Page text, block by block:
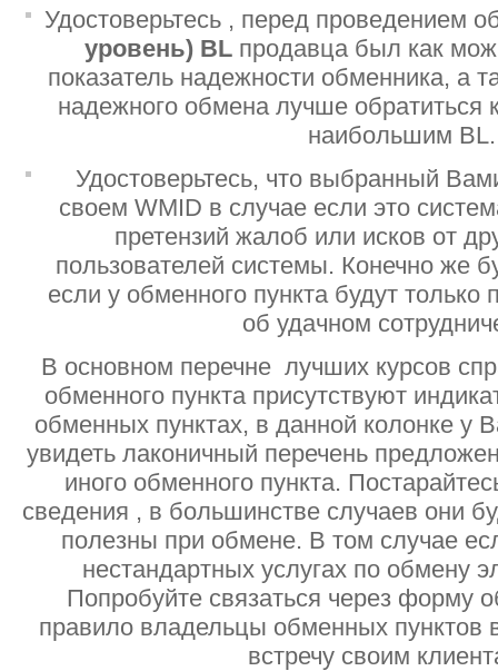
Удостоверьтесь , перед проведением
уровень) BL продавца был как
показатель надежности обменника, а
надежного обмена лучше
наибольшим BL.
Удостоверьтесь, что выбранный
своем WMID в случае если это
претензий жалоб или исков от
пользователей системы. Конечно же
если у обменного пункта будут
об удачном
В основном перечне лучших курсов
обменного пункта присутствуют
обменных пунктах, в данной колонке у
увидеть лаконичный перечень
иного обменного пункта.
сведения , в большинстве случаев они
полезны при обмене. В том случае
нестандартных услугах по обмену
Попробуйте связаться через форму
правило владельцы обменных пунктов
встречу своим